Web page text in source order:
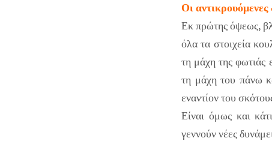
Οι αντικρουόμενες
Εκ πρώτης όψεως,
όλα τα στοιχεία
τη μάχη της φωτιάς
τη μάχη του πάνω
εναντίον του
Είναι όμως και
γεννούν νέες